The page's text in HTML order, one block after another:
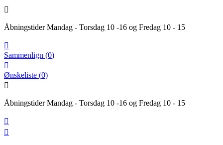

Åbningstider Mandag - Torsdag 10 -16 og Fredag 10 - 15

Sammenlign (0)

Ønskeliste (0)

Åbningstider Mandag - Torsdag 10 -16 og Fredag 10 - 15

